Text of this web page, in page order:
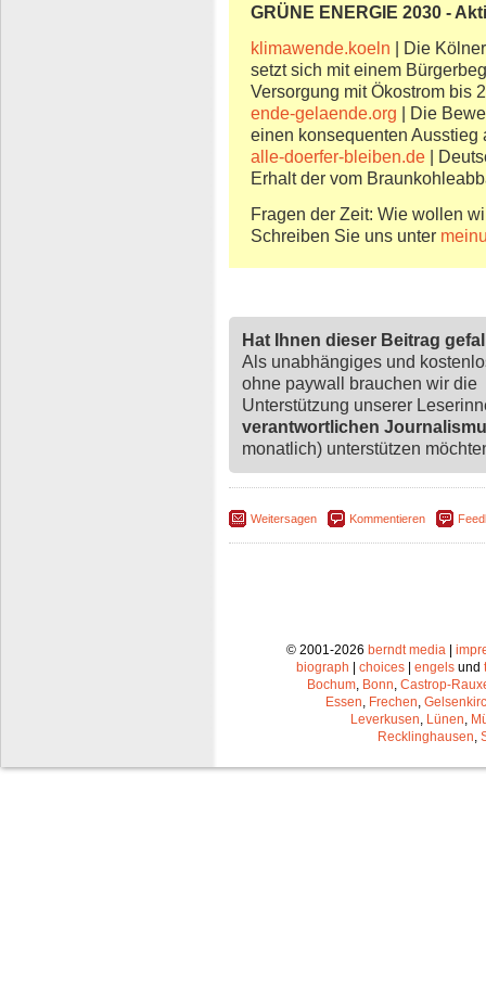
GRÜNE ENERGIE 2030 -
klimawende.koeln | Die
setzt sich mit einem
Versorgung mit Ökostrom bis
ende-gelaende.org | Die
einen konsequenten Ausstieg
alle-doerfer-bleiben.de |
Erhalt der vom
Fragen der Zeit: Wie wollen
Schreiben Sie uns unter
Hat Ihnen dieser Beitrag
Als unabhängiges und
ohne paywall brauchen wir die
Unterstützung unserer
verantwortlichen
monatlich) unterstützen
Weitersagen Kommentieren
© 2001-2026 berndt media|
biograph | choices | engels und
Bochum, Bonn, Castrop-
Essen, Frechen,
Leverkusen, Lünen,
Recklinghausen,